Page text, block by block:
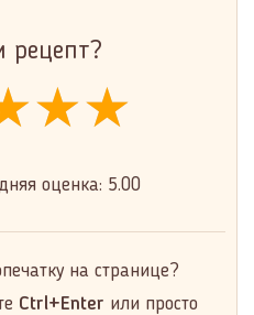
рецепт?
оценка: 5.00
на странице?
Ctrl+Enter или просто